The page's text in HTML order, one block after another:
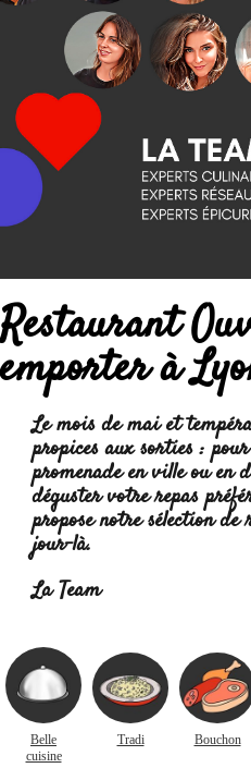
Restaurant
emporter à
Le mois de mai et
propices aux sorties :
promenade en ville ou en
déguster votre repas
propose notre sélection
jour-là.
La Team
Belle
cuisine
Tradi Bouchon